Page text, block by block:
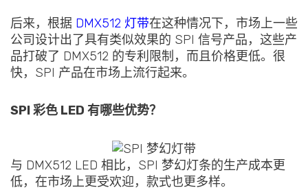
后来，根据 DMX512 灯带在这种情况下，市场上一些
公司设计出了具有类似效果的 SPI 信号产品，这些产
品打破了 DMX512 的专利限制，而且价格更低。很
快，SPI 产品在市场上流行起来。
SPI 彩色 LED 有哪些优势？
与 DMX512 LED 相比，SPI 梦幻灯条的生产成本更
低，在市场上更受欢迎，款式也更多样。